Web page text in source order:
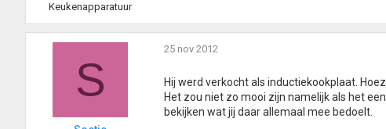
Keukenapparatuur
S
25 nov 2012
Hij werd verkocht als inductiekookplaat.
Het zou niet zo mooi zijn namelijk als het
bekijken wat jij daar allemaal mee bedoelt.